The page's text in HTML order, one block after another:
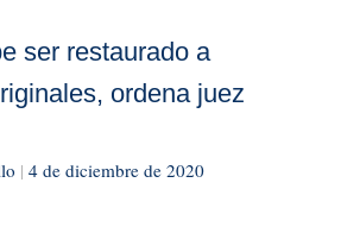
ser restaurado a
ordena juez
| 4 de diciembre de 2020